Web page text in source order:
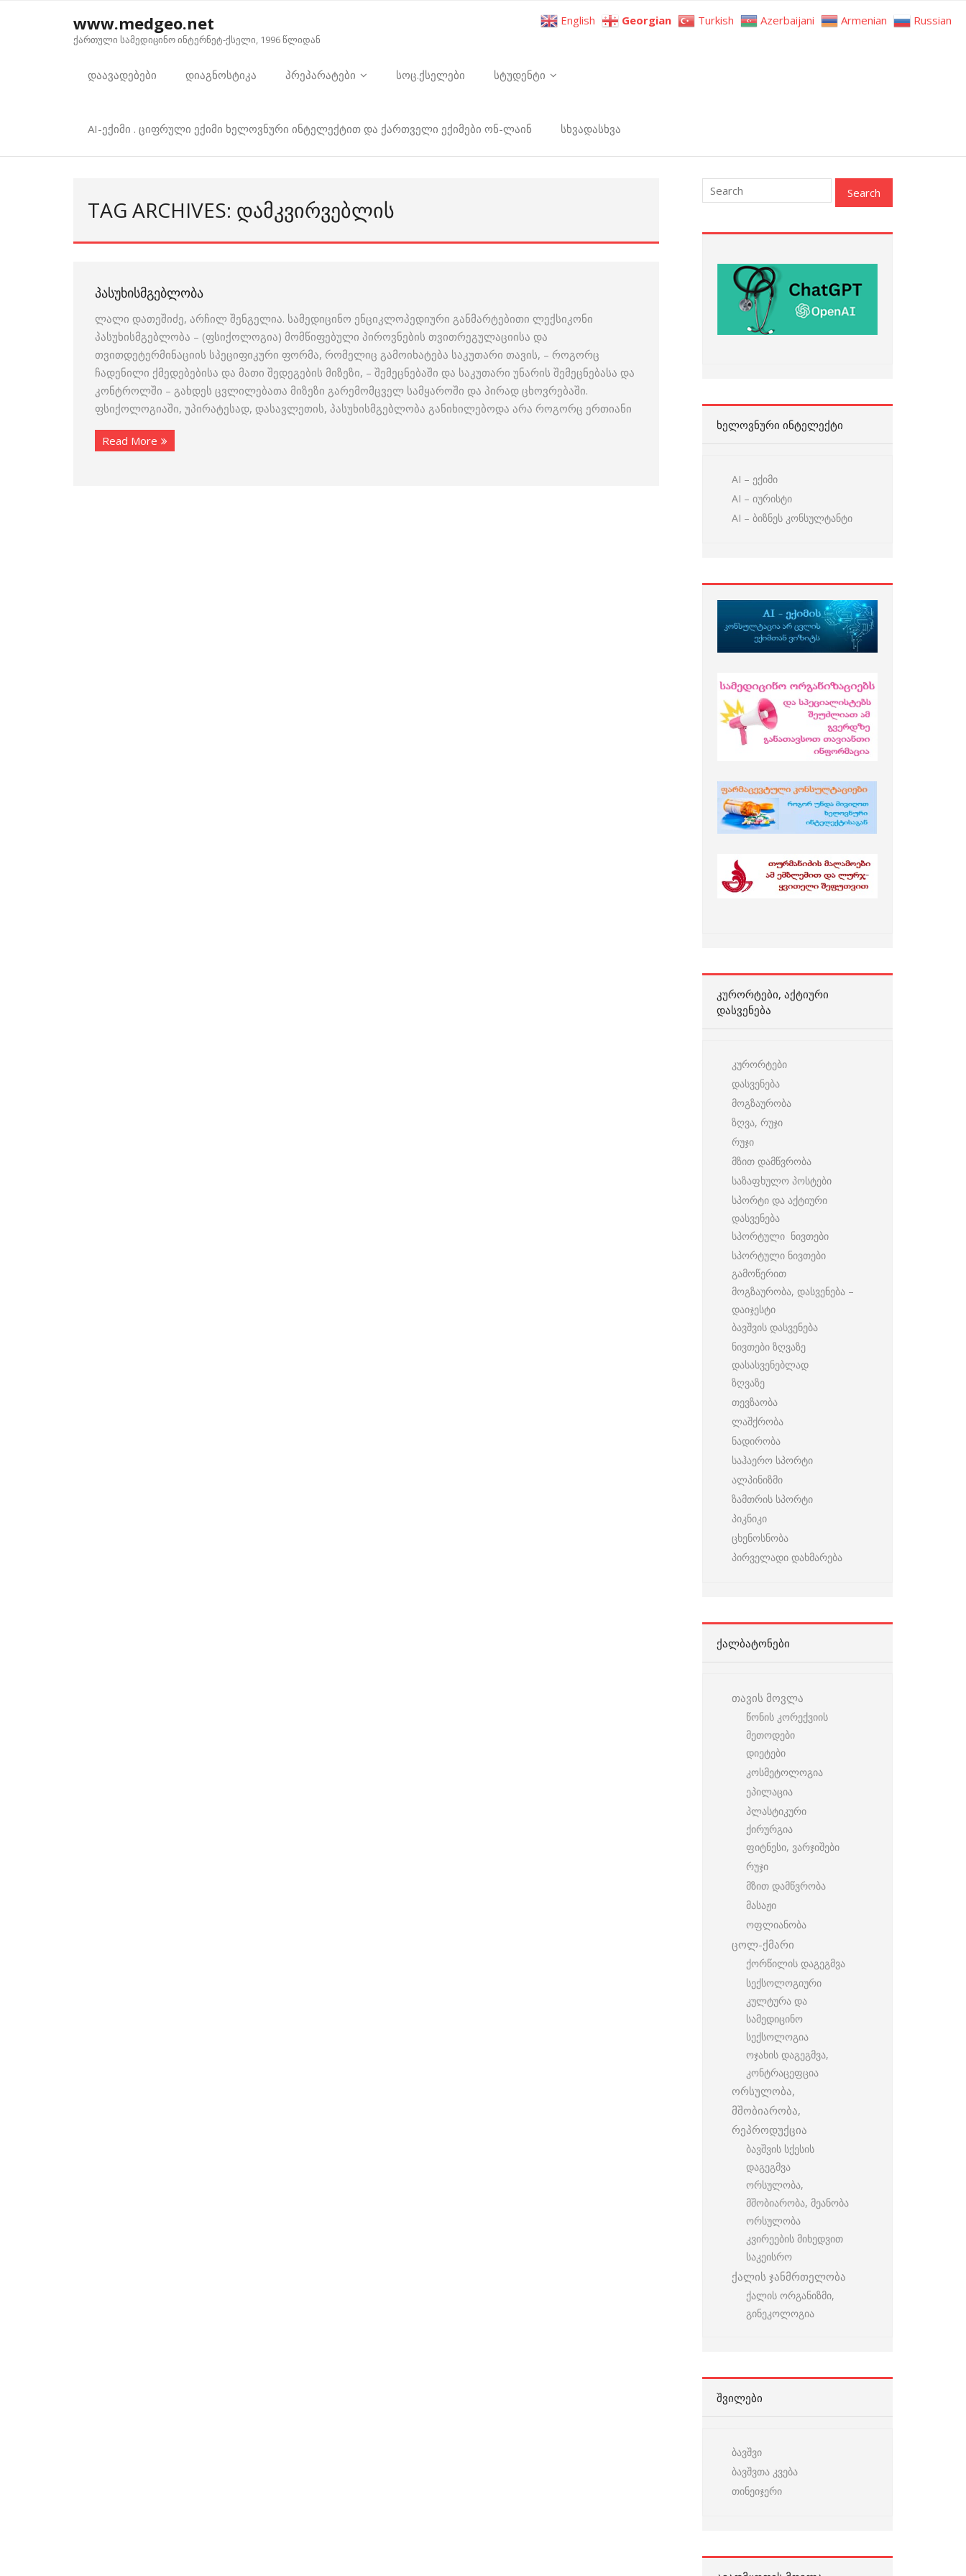
www.medgeo.net
ქართული სამედიცინო ინტერნეტ-ქსელი, 1996 წლიდან
დაავადებები დიაგნოსტიკა პრეპარატები სოც.ქსელები სტუდენტი
AI-ექიმი . ციფრული ექიმი ხელოვნური ინტელექტით და ქართველი ექიმები ონ-ლაინ სხვადასხვა
TAG ARCHIVES: ᲓᲐᲛᲙᲕᲘᲠᲕᲔᲑᲚᲘᲡ
ᲞᲐᲡᲣᲮᲘᲡᲛᲒᲔᲑᲚᲝᲑᲐ
ლალი დათეშიძე, არჩილ შენგელია. სამედიცინო ენციკლოპედიური განმარტებითი ლექსიკონი
პასუხისმგებლობა – (ფსიქოლოგია) მომწიფებული პიროვნების თვითრეგულაციისა და
თვითდეტერმინაციის სპეციფიკური ფორმა, რომელიც გამოიხატება საკუთარი თავის, – როგორც
ჩადენილი ქმედებებისა და მათი შედეგების მიზეზი, – შემეცნებაში და საკუთარი უნარის შემეცნებასა და
კონტროლში – გახდეს ცვლილებათა მიზეზი გარემომცველ სამყაროში და პირად ცხოვრებაში.
ფსიქოლოგიაში, უპირატესად, დასავლეთის, პასუხისმგებლობა განიხილებოდა არა როგორც ერთიანი
Read More
ᲮᲔᲚᲝᲕᲜᲣᲠᲘ ᲘᲜᲢᲔᲚᲔᲥᲢᲘ
AI – ექიმი
AI – იურისტი
AI – ბიზნეს კონსულტანტი
ᲙᲣᲠᲝᲠᲢᲔᲑᲘ, ᲐᲥᲢᲘᲣᲠᲘ
ᲓᲐᲡᲕᲔᲜᲔᲑᲐ
კურორტები
დასვენება
მოგზაურობა
ზღვა, რუჯი
რუჯი
მზით დამწვრობა
საზაფხულო პოსტები
სპორტი და აქტიური
დასვენება
სპორტული ნივთები
სპორტული ნივთები
გამოწერით
მოგზაურობა, დასვენება –
დაიჯესტი
ბავშვის დასვენება
ნივთები ზღვაზე
დასასვენებლად
ზღვაზე
თევზაობა
ლაშქრობა
ნადირობა
საჰაერო სპორტი
ალპინიზმი
ზამთრის სპორტი
პიკნიკი
ცხენოსნობა
პირველადი დახმარება
ᲥᲐᲚᲑᲐᲢᲝᲜᲔᲑᲘ
თავის მოვლა
წონის კორექვიის
მეთოდები
დიეტები
კოსმეტოლოგია
ეპილაცია
პლასტიკური
ქირურგია
ფიტნესი, ვარჯიშები
რუჯი
მზით დამწვრობა
მასაჟი
ოფლიანობა
ცოლ-ქმარი
ქორწილის დაგეგმვა
სექსოლოგიური
კულტურა და
სამედიცინო
სექსოლოგია
ოჯახის დაგეგმვა,
კონტრაცეფცია
ორსულობა,
მშობიარობა,
რეპროდუქცია
ბავშვის სქესის
დაგეგმვა
ორსულობა,
მშობიარობა, მეანობა
ორსულობა
კვირეების მიხედვით
საკეისრო
ქალის ჯანმრთელობა
ქალის ორგანიზმი,
გინეკოლოგია
ᲨᲕᲘᲚᲔᲑᲘ
ბავშვი
ბავშვთა კვება
თინეიჯერი
English Georgian Turkish Azerbaijani Armenian Russian